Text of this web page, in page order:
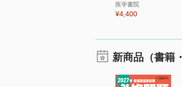
医学書院
¥4,400
新商品（書籍